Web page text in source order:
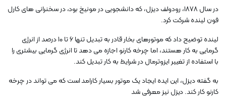
در سال 1878، رودولف دیزل، که دانشجویی در مونیخ بود، در سخنرانی های کارل
فون لینده شرکت کرد.
لینده توضیح داد که موتورهای بخار قادر به تبدیل تنها ۶ تا ۱۰ درصد از انرژی
گرمایی به کار هستند، اما چرخه کارنو اجازه می دهد تا انرژی گرمایی بیشتری را
با استفاده از تغییر ایزوترمال در شرایط به کار تبدیل کند.
به گفته دیزل، این ایده ایجاد یک موتور بسیار کارامد است که می تواند در چرخه
کارنو کار کند. دیزل نیز معرفی شد